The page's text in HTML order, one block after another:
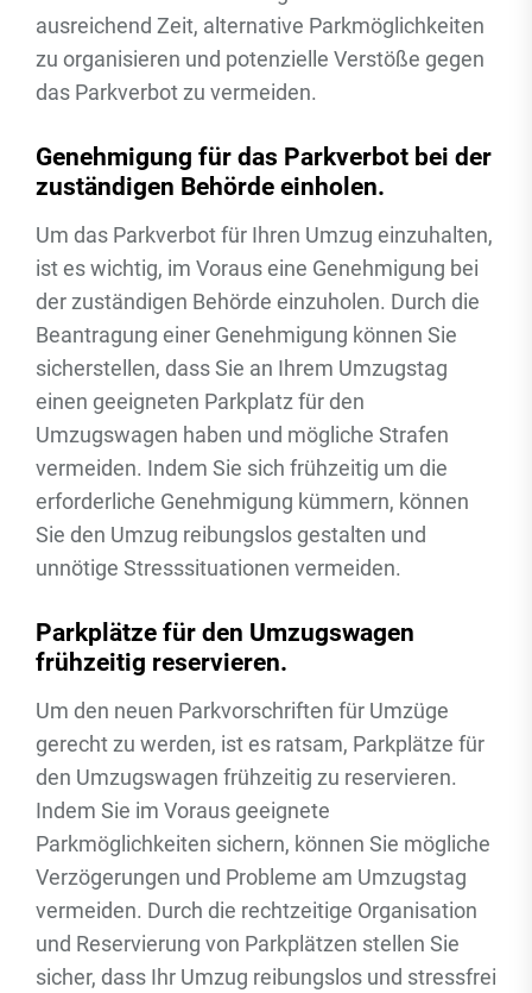
ausreichend Zeit, alternative Parkmöglichkeiten
zu organisieren und potenzielle Verstöße gegen
das Parkverbot zu vermeiden.
Genehmigung für das Parkverbot bei der
zuständigen Behörde einholen.
Um das Parkverbot für Ihren Umzug einzuhalten,
ist es wichtig, im Voraus eine Genehmigung bei
der zuständigen Behörde einzuholen. Durch die
Beantragung einer Genehmigung können Sie
sicherstellen, dass Sie an Ihrem Umzugstag
einen geeigneten Parkplatz für den
Umzugswagen haben und mögliche Strafen
vermeiden. Indem Sie sich frühzeitig um die
erforderliche Genehmigung kümmern, können
Sie den Umzug reibungslos gestalten und
unnötige Stresssituationen vermeiden.
Parkplätze für den Umzugswagen
frühzeitig reservieren.
Um den neuen Parkvorschriften für Umzüge
gerecht zu werden, ist es ratsam, Parkplätze für
den Umzugswagen frühzeitig zu reservieren.
Indem Sie im Voraus geeignete
Parkmöglichkeiten sichern, können Sie mögliche
Verzögerungen und Probleme am Umzugstag
vermeiden. Durch die rechtzeitige Organisation
und Reservierung von Parkplätzen stellen Sie
sicher, dass Ihr Umzug reibungslos und stressfrei